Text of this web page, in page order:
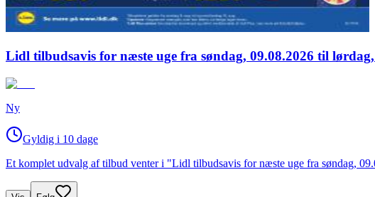
Lidl tilbudsavis for næste uge fra søndag, 09.08.2026 til lørdag,
Ny
Gyldig i 10 dage
Et komplet udvalg af tilbud venter i "Lidl tilbudsavis for næste uge fra søndag,